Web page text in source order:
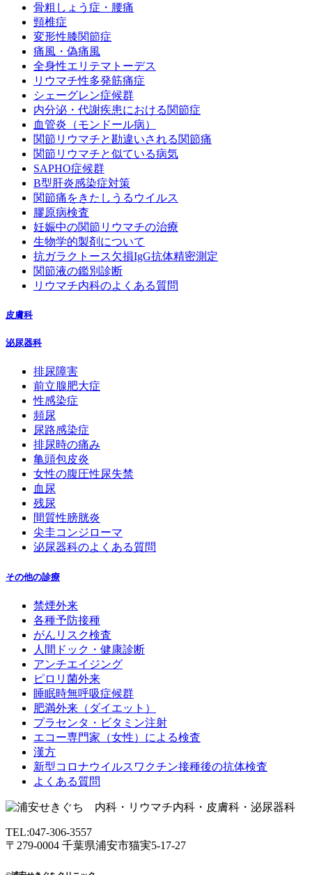
骨粗しょう症・腰痛
頸椎症
変形性膝関節症
痛風・偽痛風
全身性エリテマトーデス
リウマチ性多発筋痛症
シェーグレン症候群
内分泌・代謝疾患における関節症
血管炎（モンドール病）
関節リウマチと勘違いされる関節痛
関節リウマチと似ている病気
SAPHO症候群
B型肝炎感染症対策
関節痛をきたしうるウイルス
膠原病検査
妊娠中の関節リウマチの治療
生物学的製剤について
抗ガラクトース欠損IgG抗体精密測定
関節液の鑑別診断
リウマチ内科のよくある質問
皮膚科
泌尿器科
排尿障害
前立腺肥大症
性感染症
頻尿
尿路感染症
排尿時の痛み
亀頭包皮炎
女性の腹圧性尿失禁
血尿
残尿
間質性膀胱炎
尖圭コンジローマ
泌尿器科のよくある質問
その他の診療
禁煙外来
各種予防接種
がんリスク検査
人間ドック・健康診断
アンチエイジング
ピロリ菌外来
睡眠時無呼吸症候群
肥満外来（ダイエット）
プラセンタ・ビタミン注射
エコー専門家（女性）による検査
漢方
新型コロナウイルスワクチン接種後の抗体検査
よくある質問
TEL:047-306-3557
〒279-0004 千葉県浦安市猫実5-17-27